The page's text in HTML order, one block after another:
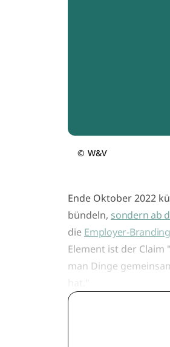
© W&V
Ende Oktober 2022
bündeln, sondern ab
die Employer-
Element ist der
man Dinge